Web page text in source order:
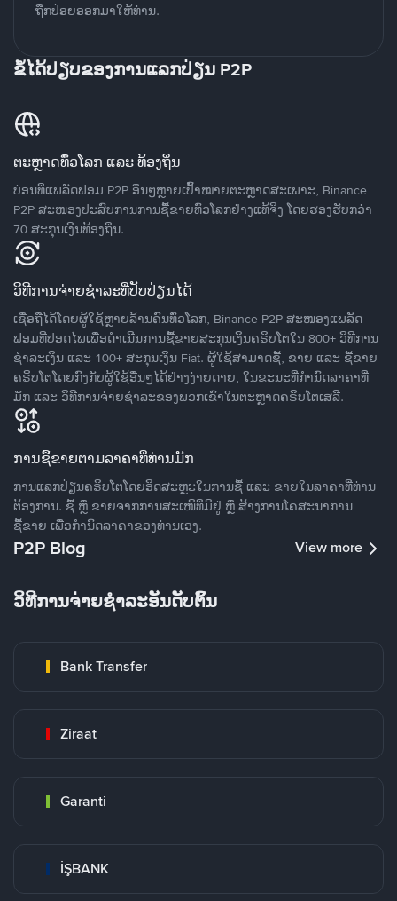
ຖືກປ່ອຍອອກມາໃຫ້ທ່ານ.
ຂໍ້ໄດ້ປຽບຂອງການແລກປ່ຽນ P2P
ຕະຫຼາດທົ່ວໂລກ ແລະ ທ້ອງຖິ່ນ
ບ່ອນທີ່ແພລັດຟອມ P2P ອື່ນໆຫຼາຍເປົ້າໝາຍຕະຫຼາດສະເພາະ, Binance
P2P ສະໜອງປະສົບການການຊື້ຂາຍທົ່ວໂລກຢ່າງແທ້ຈິງ ໂດຍຮອງຮັບກວ່າ
70 ສະກຸນເງິນທ້ອງຖິ່ນ.
ວິທີການຈ່າຍຊຳລະທີ່ປັບປ່ຽນໄດ້
ເຊື່ອຖືໄດ້ໂດຍຜູ້ໃຊ້ຫຼາຍລ້ານຄົນທົ່ວໂລກ, Binance P2P ສະໜອງແພລັດ
ຟອມທີ່ປອດໄພເພື່ອດໍາເນີນການຊື້ຂາຍສະກຸນເງິນຄຣິບໂຕໃນ 800+ ວິທີການ
ຊໍາລະເງິນ ແລະ 100+ ສະກຸນເງິນ Fiat. ຜູ້ໃຊ້ສາມາດຊື້, ຂາຍ ແລະ ຊື້ຂາຍ
ຄຣິບໂຕໂດຍກົງກັບຜູ້ໃຊ້ອື່ນໆໄດ້ຢ່າງງ່າຍດາຍ, ໃນຂະນະທີ່ກໍານົດລາຄາທີ່
ມັກ ແລະ ວິທີການຈ່າຍຊຳລະຂອງພວກເຂົາໃນຕະຫຼາດຄຣິບໂຕເສລີ.
ການຊື້ຂາຍຕາມລາຄາທີ່ທ່ານມັກ
ການແລກປ່ຽນຄຣິບໂຕໂດຍອິດສະຫຼະໃນການຊື້ ແລະ ຂາຍໃນລາຄາທີ່ທ່ານ
ຕ້ອງການ. ຊື້ ຫຼື ຂາຍຈາກການສະເໜີທີ່ມີຢູ່ ຫຼື ສ້າງການໂຄສະນາການ
ຊື້ຂາຍ ເພື່ອກໍານົດລາຄາຂອງທ່ານເອງ.
P2P Blog View more
ວິທີການຈ່າຍຊຳລະອັນດັບຕົ້ນ
Bank Transfer
Ziraat
Garanti
İŞBANK